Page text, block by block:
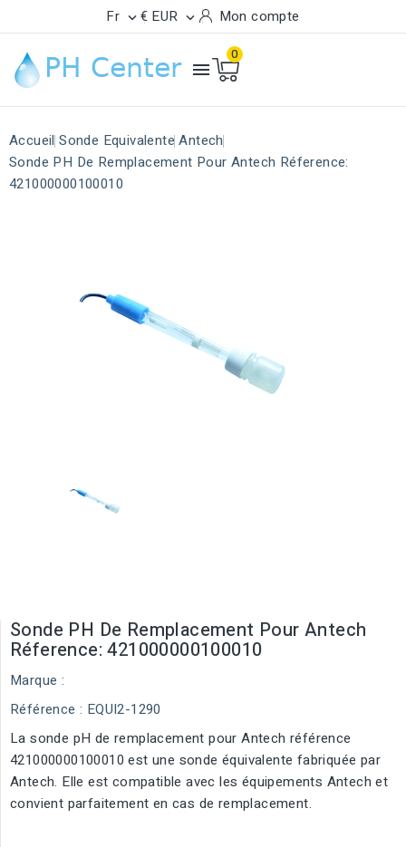
Fr  € EUR  Mon compte

0
Accueil Sonde Equivalente Antech
Sonde PH De Remplacement Pour Antech Réference:
421000000100010
Sonde PH De Remplacement Pour Antech
Réference: 421000000100010
Marque :
Référence : EQUI2-1290
La sonde pH de remplacement pour Antech référence
421000000100010 est une sonde équivalente fabriquée par
Antech. Elle est compatible avec les équipements Antech et
convient parfaitement en cas de remplacement.